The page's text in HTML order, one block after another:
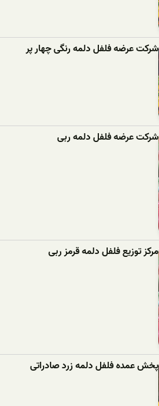
شرکت عرضه فلفل دلمه رنگی چهار پر
شرکت عرضه فلفل دلمه ربی
مرکز توزیع فلفل دلمه قرمز ربی
پخش عمده فلفل دلمه زرد صادراتی